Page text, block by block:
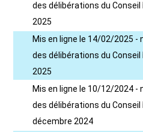
des délibérations du
2025
Mis en ligne le 14/02/2025 -
des délibérations du
2025
Mis en ligne le 10/12/2024 -
des délibérations du Conseil
décembre 2024